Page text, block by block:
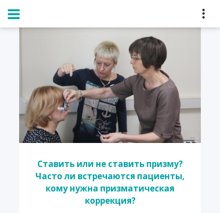
Ставить или не ставить призму?
Часто ли встречаются пациенты,
кому нужна призматическая
коррекция?